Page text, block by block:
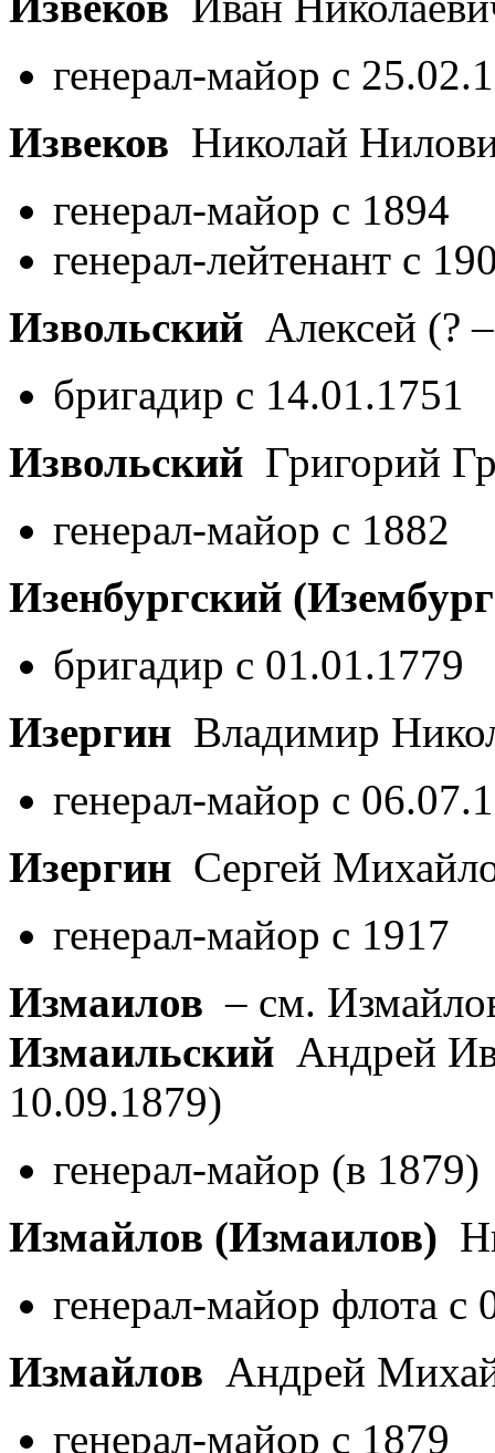
генерал-майор с
Извеков Николай
генерал-майор с 1894
генерал-лейтенант с
Извольский Алексей (?
бригадир с 14.01.1751
Извольский Григорий
генерал-майор с 1882
Изенбургский
бригадир с 01.01.1779
Изергин Владимир
генерал-майор с
Изергин Сергей
генерал-майор с 1917
Измаилов – см.
Измаильский Андрей
10.09.1879)
генерал-майор (в 1879)
Измайлов (Измаилов)
генерал-майор флота с
Измайлов Андрей
генерал-майор с 1879